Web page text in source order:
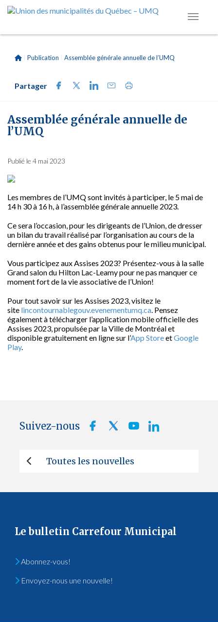
Publication Assemblée générale annuelle de l’UMQ
Partager
Assemblée générale annuelle de
l’UMQ
Publié le 4 mai 2023
Les membres de l’UMQ sont invités à participer, le 5maide
14 h 30 à 16 h, à l’assemblée générale annuelle 2023.
Ce sera l’occasion, pour les dirigeants de l’Union, de dresser
un bilan du travail réalisé par l’organisation au cours de la
dernière année et des gains obtenus pour le milieu municipal.
Vous participez aux Assises 2023? Présentez-vous à la salle
Grand salon du Hilton Lac-Leamy pour ne pas manquer ce
moment fort de la vie associative de l’Union!
Pour tout savoir sur les Assises 2023, visitez le
site lincontournablegouv.evenementumq.ca. Pensez
également à télécharger l’application mobile officielle des
Assises 2023, propulsée par la Ville de Montréal et
disponible gratuitement en ligne sur l’App StoreetGoogle
Play.
Suivez-nous
Toutes les nouvelles
Le bulletin Carrefour Municipal
Abonnez-vous!
Envoyez-nous une nouvelle!